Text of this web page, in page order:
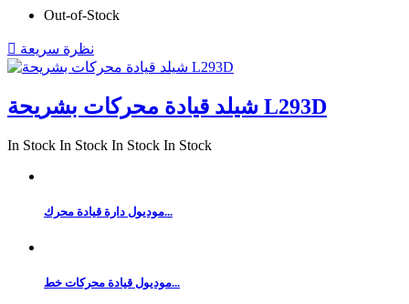
Out-of-Stock
 نظرة سريعة
شيلد قيادة محركات بشريحة L293D
In Stock In Stock In Stock In Stock
موديول دارة قيادة محرك...
موديول قيادة محركات خط...